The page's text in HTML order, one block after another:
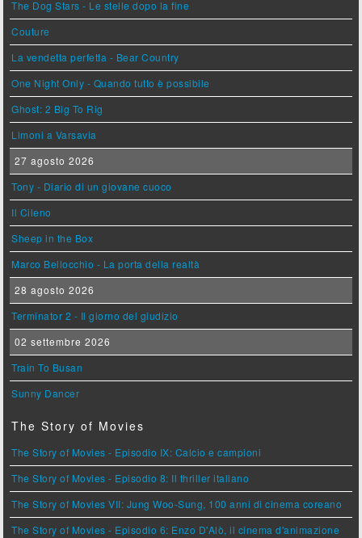
The Dog Stars - Le stelle dopo la fine
Couture
La vendetta perfetta - Bear Country
One Night Only - Quando tutto è possibile
Ghost: 2 Big To Rig
Limoni a Varsavia
27 agosto 2026
Tony - Diario di un giovane cuoco
Il Cileno
Sheep in the Box
Marco Bellocchio - La porta della realtà
28 agosto 2026
Terminator 2 - Il giorno del giudizio
02 settembre 2026
Train To Busan
Sunny Dancer
The Story of Movies
The Story of Movies - Episodio IX: Calcio e campioni
The Story of Movies - Episodio 8: Il thriller italiano
The Story of Movies VII: Jung Woo-Sung, 100 anni di cinema coreano
The Story of Movies - Episodio 6: Enzo D'Alò, il cinema d'animazione